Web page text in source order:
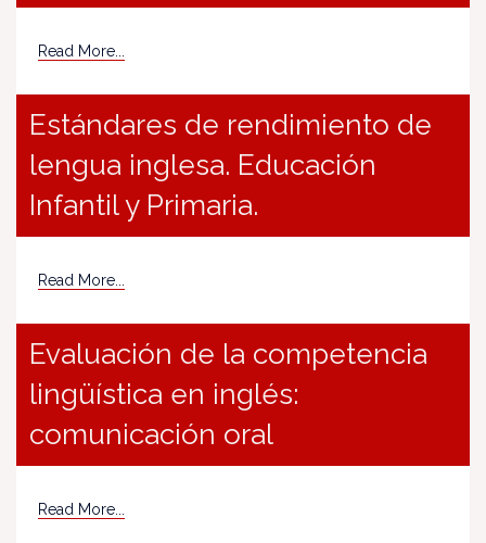
Read More...
Estándares de rendimiento de
lengua inglesa. Educación
Infantil y Primaria.
Read More...
Evaluación de la competencia
lingüística en inglés:
comunicación oral
Read More...